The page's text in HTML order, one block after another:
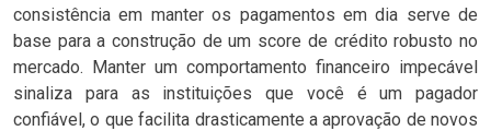
consistência em manter os pagamentos em dia serve de
base para a construção de um score de crédito robusto no
mercado. Manter um comportamento financeiro impecável
sinaliza para as instituições que você é um pagador
confiável, o que facilita drasticamente a aprovação de novos